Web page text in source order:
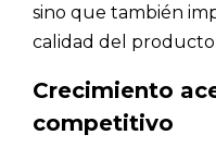
sino que también
calidad del producto
Crecimiento
competitivo